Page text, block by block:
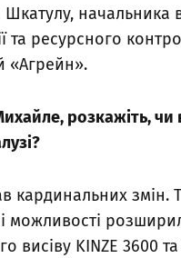
начальника
та ресурсного
«Агрейн».
розкажіть, чи
кардинальних змін.
можливості
висіву KINZE 3600